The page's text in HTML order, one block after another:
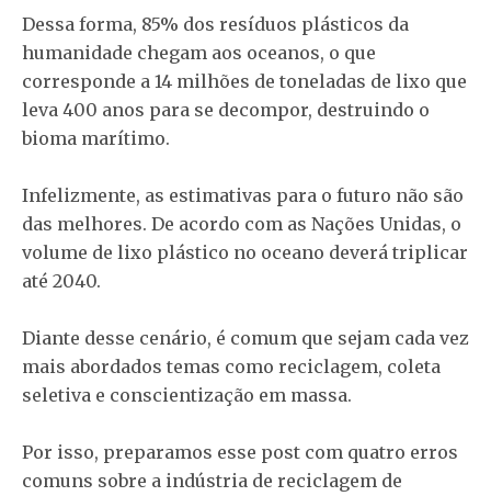
Dessa forma, 85% dos resíduos plásticos da
humanidade chegam aos oceanos, o que
corresponde a 14 milhões de toneladas de lixo que
leva 400 anos para se decompor, destruindo o
bioma marítimo.
Infelizmente, as estimativas para o futuro não são
das melhores. De acordo com as Nações Unidas, o
volume de lixo plástico no oceano deverá triplicar
até 2040.
Diante desse cenário, é comum que sejam cada vez
mais abordados temas como reciclagem, coleta
seletiva e conscientização em massa.
Por isso, preparamos esse post com quatro erros
comuns sobre a indústria de reciclagem de